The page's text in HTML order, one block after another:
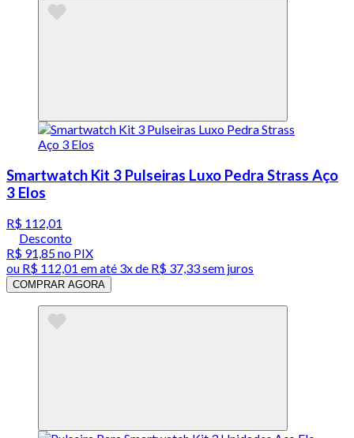
Smartwatch Kit 3 Pulseiras Luxo Pedra Strass Aço
3 Elos
R$ 112,01
Desconto
R$ 91,85no PIX
ou R$ 112,01 em até 3x de R$ 37,33 sem juros
COMPRAR AGORA